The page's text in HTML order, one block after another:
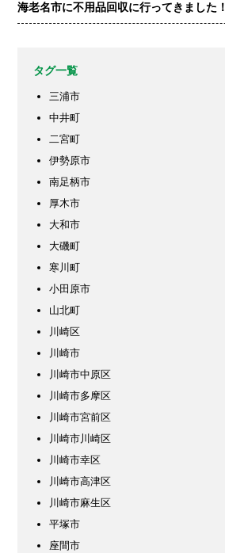
海老名市に不用品回収に行ってきました！
タグ一覧
三浦市
中井町
二宮町
伊勢原市
南足柄市
厚木市
大和市
大磯町
寒川町
小田原市
山北町
川崎区
川崎市
川崎市中原区
川崎市多摩区
川崎市宮前区
川崎市川崎区
川崎市幸区
川崎市高津区
川崎市麻生区
平塚市
座間市